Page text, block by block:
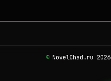
© NovelChad.ru 2026